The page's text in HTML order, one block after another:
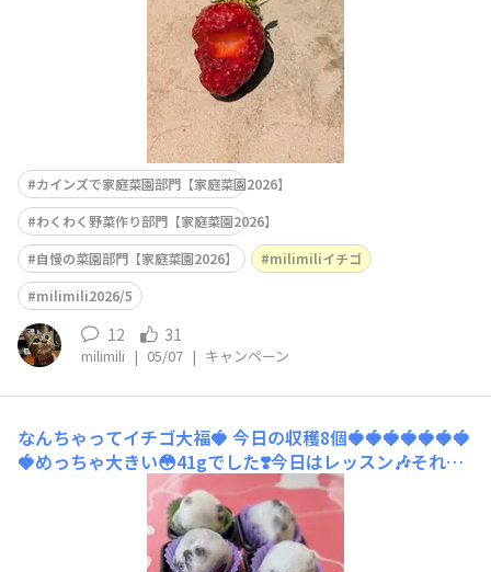
カインズで家庭菜園部門【家庭菜園2026】
わくわく野菜作り部門【家庭菜園2026】
自慢の菜園部門【家庭菜園2026】
milimiliイチゴ
milimili2026/5
12 31
milimili | 05/07 | キャンペーン
なんちゃってイチゴ大福🍓 今日の収穫8個🍓🍓🍓🍓🍓🍓🍓
🍓めっちゃ大きい😳41gでした❣️今日はレッスン🎶それも
朝練9時からゆっくりスイーツ作りできないので豆大福を
半分に切って🍓つっこんじゃいました😆なんちゃってイ
チゴ大福〜🍓1番大きいのはもちろん先生へ😘休憩で頂き
ます❣️レオたんもくんくん🐱いいにおいだにゃ〜😻mahal